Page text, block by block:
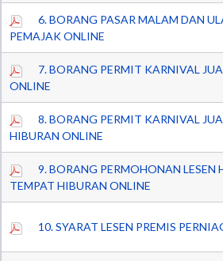
6. BORANG PASAR MALAM DAN
PEMAJAK ONLINE
7. BORANG PERMIT KARNIVAL
ONLINE
8. BORANG PERMIT KARNIVAL
HIBURAN ONLINE
9. BORANG PERMOHONAN LESEN
TEMPAT HIBURAN ONLINE
10. SYARAT LESEN PREMIS